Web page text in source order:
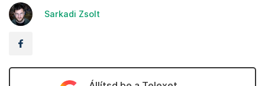
Sarkadi Zsolt